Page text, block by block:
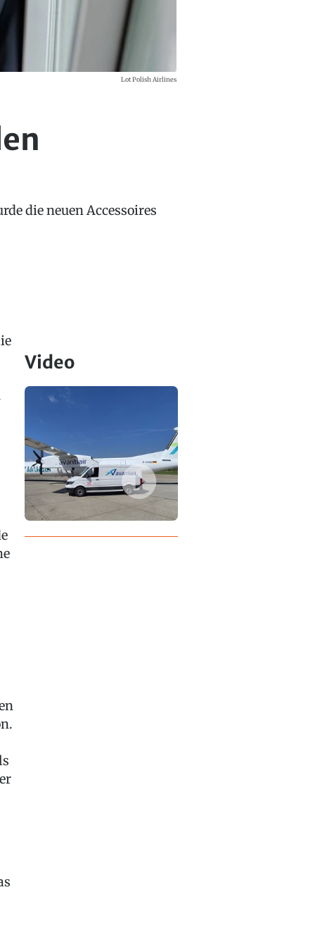
Lot Polish Airlines
die neuen Accessoires
Video